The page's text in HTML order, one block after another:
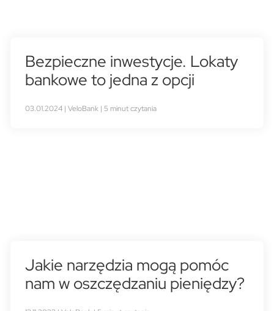
Bezpieczne inwestycje. Lokaty
bankowe to jedna z opcji
03.01.2024 | VeloBank | 5 minut czytania
Jakie narzędzia mogą pomóc
nam w oszczędzaniu pieniędzy?